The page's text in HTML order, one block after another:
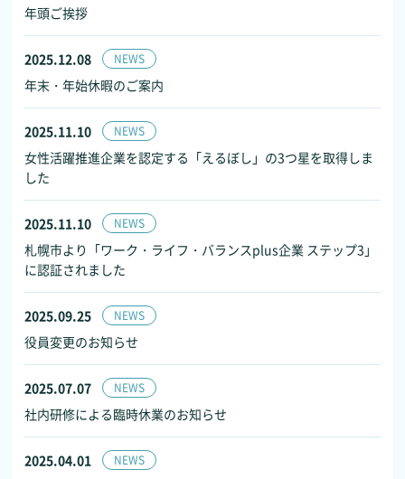
年頭ご挨拶
2025.12.08 NEWS
年末・年始休暇のご案内
2025.11.10 NEWS
女性活躍推進企業を認定する「えるぼし」の3つ星を取得しま
した
2025.11.10 NEWS
札幌市より「ワーク・ライフ・バランスplus企業 ステップ3」
に認証されました
2025.09.25 NEWS
役員変更のお知らせ
2025.07.07 NEWS
社内研修による臨時休業のお知らせ
2025.04.01 NEWS